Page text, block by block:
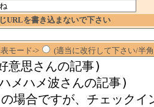
URLを書き込まないで下さい
モード-> (適当に改行して下さい/半